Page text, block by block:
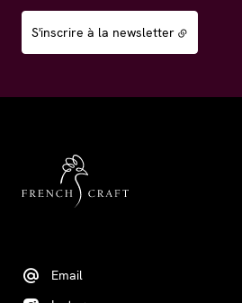
S'inscrire à la newsletter
Email